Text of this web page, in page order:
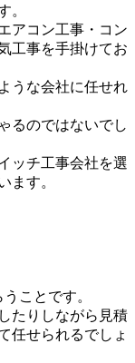
。
アコン工事・コン
工事を手掛けてお
うな会社に任せれ
るのではないでし
ッチ工事会社を選
ます。
ことです。
たりしながら見積
任せられるでしょ